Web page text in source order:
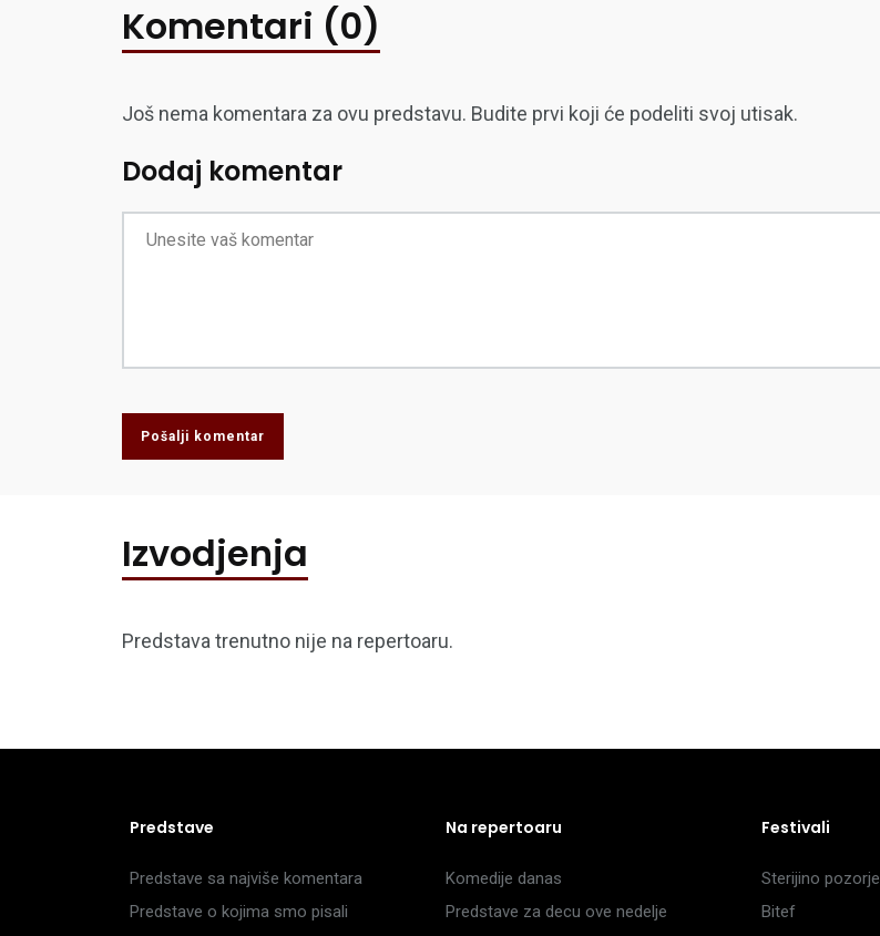
Komentari (0)
Još nema komentara za ovu predstavu. Budite prvi koji će podeliti svoj utisak.
Dodaj komentar
Pošalji komentar
Izvodjenja
Predstava trenutno nije na repertoaru.
Predstave
Predstave sa najviše komentara
Predstave o kojima smo pisali
Na repertoaru
Komedije danas
Predstave za decu ove nedelje
Festivali
Sterijino pozorje
Bitef